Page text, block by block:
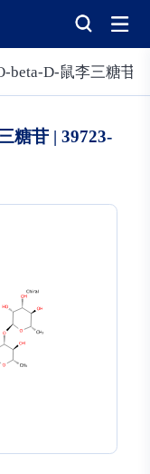
beta-D-鼠李三糖苷
糖苷 | 39723-